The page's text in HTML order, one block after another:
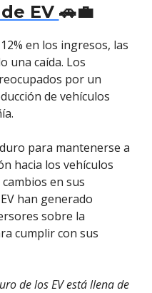
EV 🚗💼
en los ingresos, las
una caída. Los
por un
de vehículos
para mantenerse a
hacia los vehículos
en sus
han generado
sobre la
cumplir con sus
de los EV está llena de